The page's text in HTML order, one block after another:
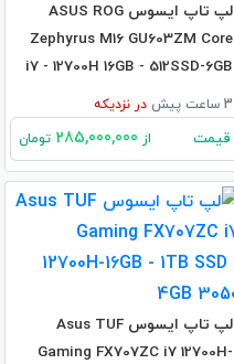
لپ تاپ ایسوس ASUS ROG
Zephyrus M16 GU603ZM Core
i7 - 12700H 16GB - 512SSD-6GB
RTX3060
3 ساعت پیش در نزدیکه
قیمت از تومان
لپ تاپ ایسوس Asus TUF
Gaming FX707ZC i7 12700H-